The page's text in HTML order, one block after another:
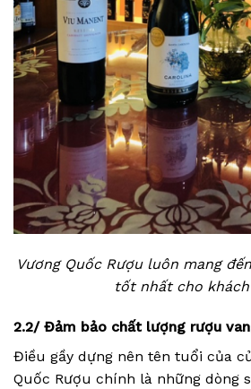
Vương Quốc Rượu luôn mang
tốt nhất cho khách
2.2/ Đảm bảo chất lượng rượu
Điều gầy dựng nên tên tuổi của
Quốc Rượu chính là những dòng